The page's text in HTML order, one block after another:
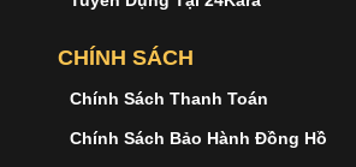
CHÍNH SÁCH
Chính Sách Thanh Toán
Chính Sách Bảo Hành Đồng Hồ